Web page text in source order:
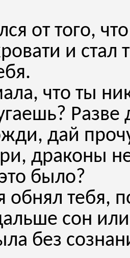
от того,
и стал
что ты
Разве
дай
драконы
было?
обнял тебя,
сон
без